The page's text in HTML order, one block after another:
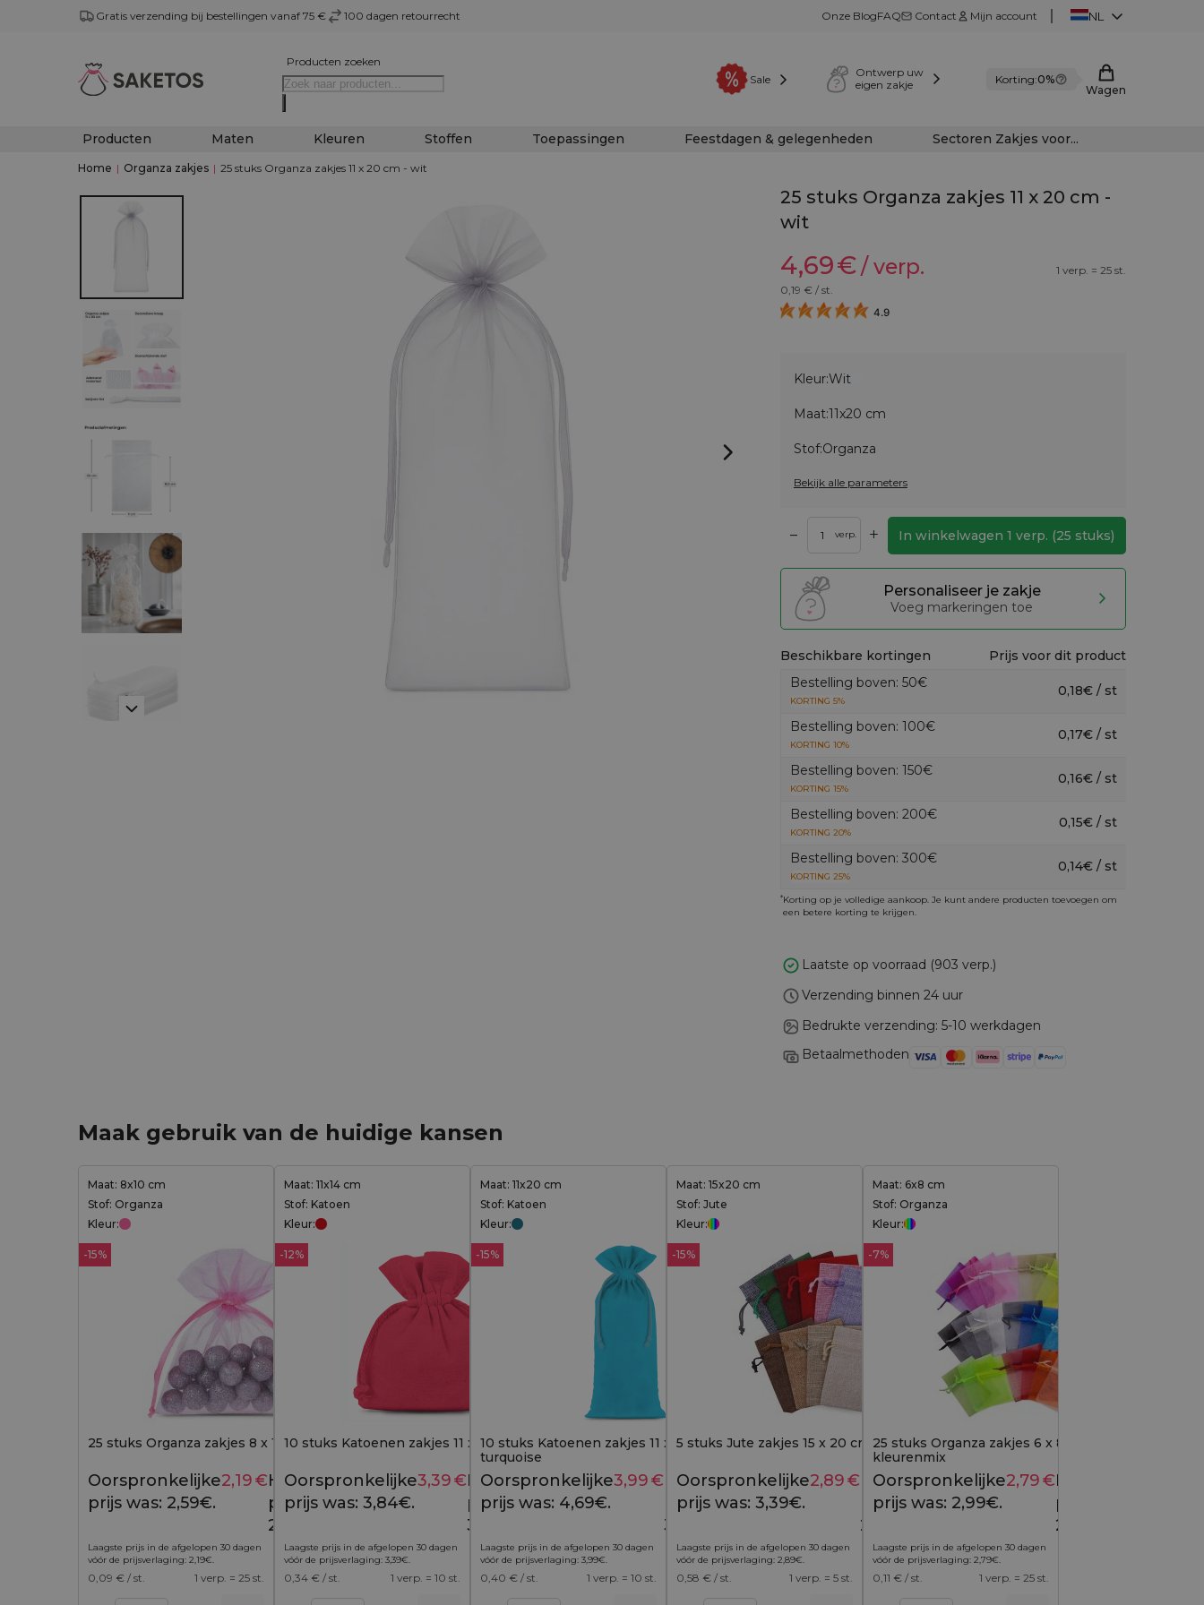
Gratis verzending bij bestellingen vanaf 75 € 100 dagen retourrecht Onze BlogFAQ Contact Mijn account NL
Producten zoeken
Sale
Ontwerp uw
eigen zakje
Korting:0%
Wagen
Producten Maten Kleuren Stoffen Toepassingen Feestdagen & gelegenheden Sectoren Zakjes voor...
Home | Organza zakjes | 25 stuks Organza zakjes 11 x 20 cm - wit
25 stuks Organza zakjes 11 x 20 cm -
wit
4,69€/ verp.
1 verp. = 25 st.
0,19 € / st.
4.9
Kleur:Wit
Maat:11x20 cm
Stof:Organza
Bekijk alle parameters
– verp. + In winkelwagen1 verp. (25 stuks)
Personaliseer je zakje
Voeg markeringen toe
Beschikbare kortingen
Prijs voor dit product
Bestelling boven: 50€
KORTING 5%
0,18€ / st
Bestelling boven: 100€
KORTING 10%
0,17€ / st
Bestelling boven: 150€
KORTING 15%
0,16€ / st
Bestelling boven: 200€
KORTING 20%
0,15€ / st
Bestelling boven: 300€
KORTING 25%
0,14€ / st
*Korting op je volledige aankoop. Je kunt andere producten toevoegen om
een betere korting te krijgen.
Laatste op voorraad (903 verp.)
Verzending binnen 24 uur
Bedrukte verzending: 5-10 werkdagen
Betaalmethoden
Maak gebruik van de huidige kansen
Maat: 8x10 cm
Stof: Organza
Kleur:
-15%
25 stuks Organza zakjes 8 x 10 cm - roze
2,59 €
Oorspronkelijke
prijs was: 2,59€.
2,19€Huidige
prijs is:
2,19€.
Laagste prijs in de afgelopen 30 dagen
vóór de prijsverlaging: 2,19€.
0,09 € / st. 1 verp. = 25 st.
Maat: 11x14 cm
Stof: Katoen
Kleur:
-12%
10 stuks Katoenen zakjes 11 x 14 cm - rood
3,84 €
Oorspronkelijke
prijs was: 3,84€.
3,39€Huidige
prijs is:
3,39€.
Laagste prijs in de afgelopen 30 dagen
vóór de prijsverlaging: 3,39€.
0,34 € / st. 1 verp. = 10 st.
Maat: 11x20 cm
Stof: Katoen
Kleur:
-15%
10 stuks Katoenen zakjes 11 x 20 cm -
turquoise
4,69 €
Oorspronkelijke
prijs was: 4,69€.
3,99€ Huidige
prijs is:
3,99€.
Laagste prijs in de afgelopen 30 dagen
vóór de prijsverlaging: 3,99€.
0,40 € / st. 1 verp. = 10 st.
Maat: 15x20 cm
Stof: Jute
Kleur:
-15%
5 stuks Jute zakjes 15 x 20 cm - kleurenmix
3,39 €
Oorspronkelijke
prijs was: 3,39€.
2,89€ Huidige
prijs is:
2,89€.
Laagste prijs in de afgelopen 30 dagen
vóór de prijsverlaging: 2,89€.
0,58 € / st. 1 verp. = 5 st.
Maat: 6x8 cm
Stof: Organza
Kleur:
-7%
25 stuks Organza zakjes 6 x 8 cm -
kleurenmix
Oorspronkelijke
prijs was: 2,99€.
2,79€Huidige
prijs is:
2,79€.
Laagste prijs in de afgelopen 30 dagen
vóór de prijsverlaging: 2,79€.
0,11 € / st. 1 verp. = 25 st.